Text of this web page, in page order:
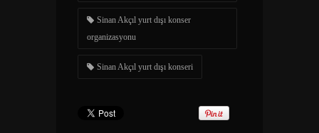
Sinan Akçıl yurt dışı konser
organizasyonu
Sinan Akçıl yurt dışı konseri